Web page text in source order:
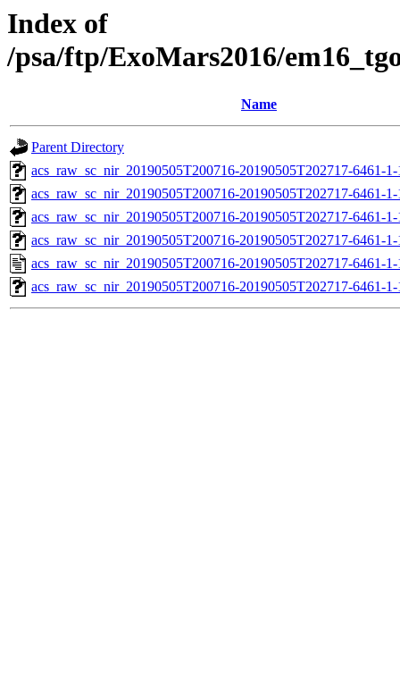
Index of
/psa/ftp/ExoMars2016/
Name
Parent Directory
acs_raw_sc_nir_20190505T200716-20190505T202717-6461-
acs_raw_sc_nir_20190505T200716-20190505T202717-6461-
acs_raw_sc_nir_20190505T200716-20190505T202717-6461-
acs_raw_sc_nir_20190505T200716-20190505T202717-6461-
acs_raw_sc_nir_20190505T200716-20190505T202717-6461-
acs_raw_sc_nir_20190505T200716-20190505T202717-6461-